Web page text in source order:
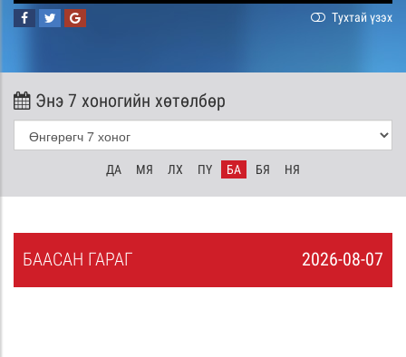
Тухтай үзэх
Энэ 7 хоногийн хөтөлбөр
ДА МЯ ЛХ ПҮ БА БЯ НЯ
2026-08-07
БААСАН ГАРАГ